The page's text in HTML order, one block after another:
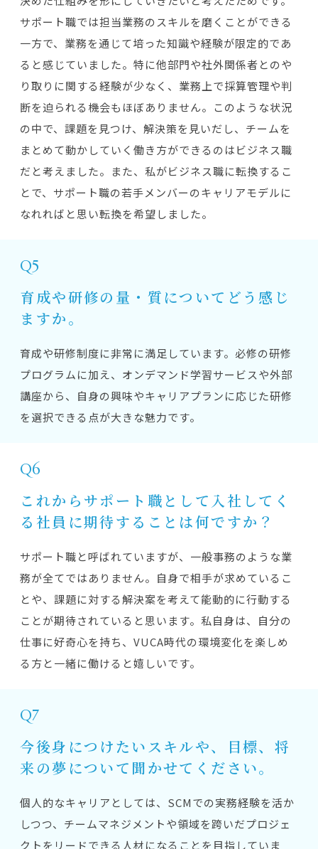
サポート職では担当業務のスキルを磨くことができる
一方で、業務を通じて培った知識や経験が限定的であ
ると感じていました。特に他部門や社外関係者とのや
り取りに関する経験が少なく、業務上で採算管理や判
断を迫られる機会もほぼありません。このような状況
の中で、課題を見つけ、解決策を見いだし、チームを
まとめて動かしていく働き方ができるのはビジネス職
だと考えました。また、私がビジネス職に転換するこ
とで、サポート職の若手メンバーのキャリアモデルに
なれればと思い転換を希望しました。
Q5
育成や研修の量・質についてどう感じ
ますか。
育成や研修制度に非常に満足しています。必修の研修
プログラムに加え、オンデマンド学習サービスや外部
講座から、自身の興味やキャリアプランに応じた研修
を選択できる点が大きな魅力です。
Q6
これからサポート職として入社してく
る社員に期待することは何ですか？
サポート職と呼ばれていますが、一般事務のような業
務が全てではありません。自身で相手が求めているこ
とや、課題に対する解決案を考えて能動的に行動する
ことが期待されていると思います。私自身は、自分の
仕事に好奇心を持ち、VUCA時代の環境変化を楽しめ
る方と一緒に働けると嬉しいです。
Q7
今後身につけたいスキルや、目標、将
来の夢について聞かせてください。
個人的なキャリアとしては、SCMでの実務経験を活か
しつつ、チームマネジメントや領域を跨いだプロジェ
クトをリードできる人材になることを目指していま